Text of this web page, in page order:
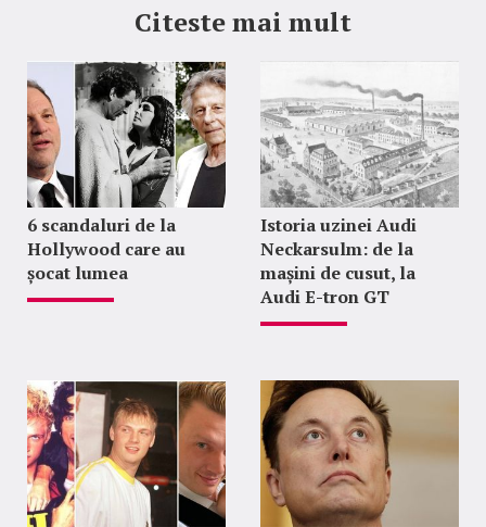
Citeste mai mult
6 scandaluri de la
Hollywood care au
șocat lumea
Istoria uzinei Audi
Neckarsulm: de la
mașini de cusut, la
Audi E-tron GT